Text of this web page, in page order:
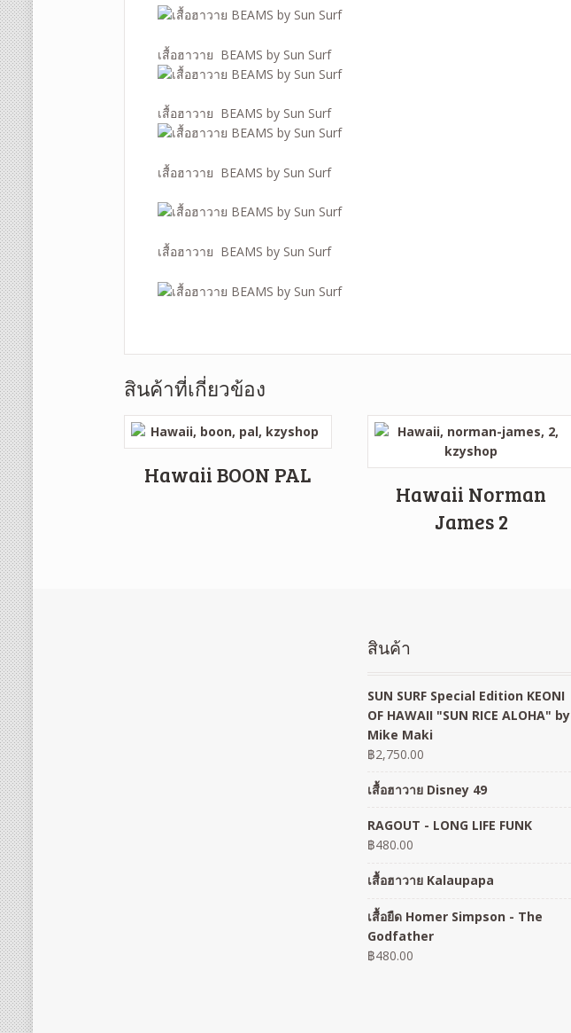
เสื้อฮาวาย BEAMS by Sun Surf
เสื้อฮาวาย BEAMS by Sun Surf
เสื้อฮาวาย BEAMS by Sun Surf
เสื้อฮาวาย BEAMS by Sun Surf
สินค้าที่เกี่ยวข้อง
Hawaii BOON PAL
Hawaii Norman
James 2
สินค้า
SUN SURF Special Edition KEONI
OF HAWAII "SUN RICE ALOHA" by
Mike Maki
฿2,750.00
เสื้อฮาวาย Disney 49
RAGOUT - LONG LIFE FUNK
฿480.00
เสื้อฮาวาย Kalaupapa
เสื้อยืด Homer Simpson - The
Godfather
฿480.00